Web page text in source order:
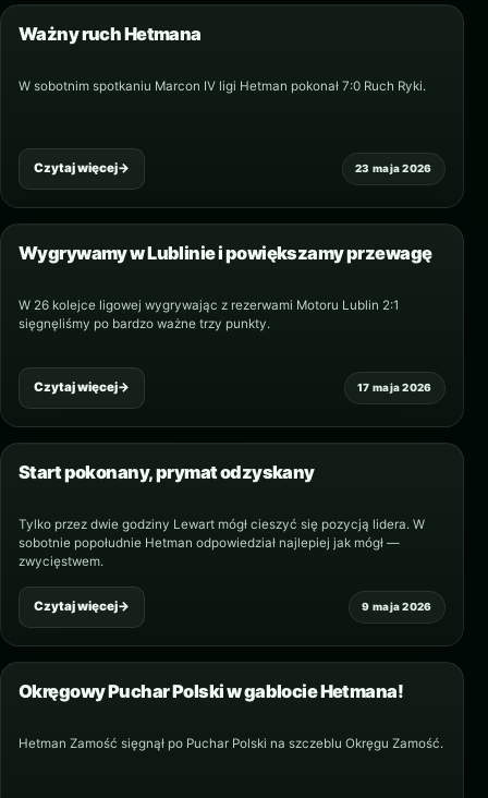
23 maja 2026
Ważny ruch Hetmana
W sobotnim spotkaniu Marcon IV ligi Hetman pokonał 7:0 Ruch Ryki.
Czytaj więcej→
17 maja 2026
Wygrywamy w Lublinie i powiększamy przewagę
W 26 kolejce ligowej wygrywając z rezerwami Motoru Lublin 2:1
sięgnęliśmy po bardzo ważne trzy punkty.
Czytaj więcej→
9 maja 2026
Start pokonany, prymat odzyskany
Tylko przez dwie godziny Lewart mógł cieszyć się pozycją lidera. W
sobotnie popołudnie Hetman odpowiedział najlepiej jak mógł —
zwycięstwem.
Czytaj więcej→
Okręgowy Puchar Polski w gablocie Hetmana!
Hetman Zamość sięgnął po Puchar Polski na szczeblu Okręgu Zamość.